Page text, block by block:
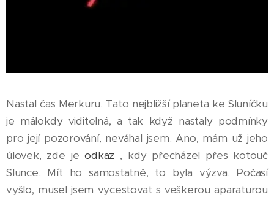
Nastal čas Merkuru. Tato nejbližší planeta ke Sluníčku
je málokdy viditelná, a tak když nastaly podmínky
pro její pozorování, neváhal jsem. Ano, mám už jeho
úlovek, zde jeodkaz , kdy přecházel přes kotouč
Slunce. Mít ho samostatně, to byla výzva. Počasí
vyšlo, musel jsem vycestovat s veškerou aparaturou